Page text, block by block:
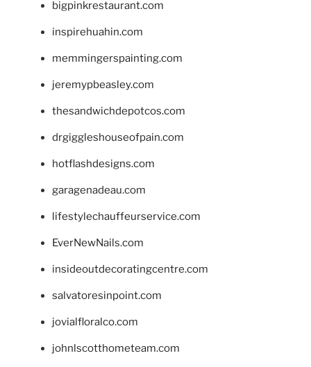
bigpinkrestaurant.com
inspirehuahin.com
memmingerspainting.com
jeremypbeasley.com
thesandwichdepotcos.com
drgiggleshouseofpain.com
hotflashdesigns.com
garagenadeau.com
lifestylechauffeurservice.com
EverNewNails.com
insideoutdecoratingcentre.com
salvatoresinpoint.com
jovialfloralco.com
johnlscotthometeam.com